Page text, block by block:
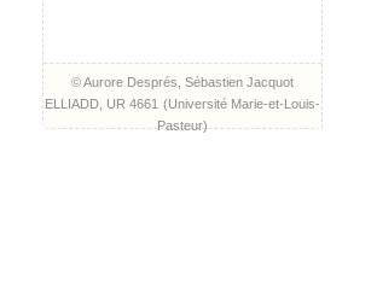
© Aurore Després, Sébastien Jacquot
ELLIADD, UR 4661 (Université Marie-et-Louis-
Pasteur)